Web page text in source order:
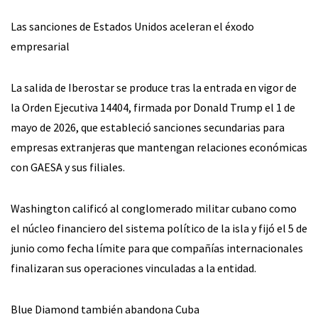
Las sanciones de Estados Unidos aceleran el éxodo
empresarial
La salida de Iberostar se produce tras la entrada en vigor de
la Orden Ejecutiva 14404, firmada por Donald Trump el 1 de
mayo de 2026, que estableció sanciones secundarias para
empresas extranjeras que mantengan relaciones económicas
con GAESA y sus filiales.
Washington calificó al conglomerado militar cubano como
el núcleo financiero del sistema político de la isla y fijó el 5 de
junio como fecha límite para que compañías internacionales
finalizaran sus operaciones vinculadas a la entidad.
Blue Diamond también abandona Cuba